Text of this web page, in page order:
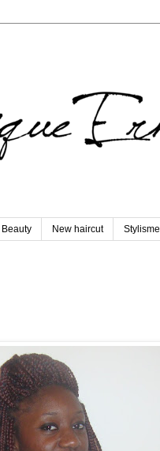
Beauty New haircut Stylisme